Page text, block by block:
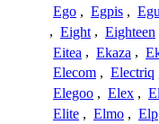
Ego , Egpis ,
, Eight , Eighteen
Eitea , Ekaza ,
Elecom , Electriq
Elegoo , Elex ,
Elite , Elmo , Elp